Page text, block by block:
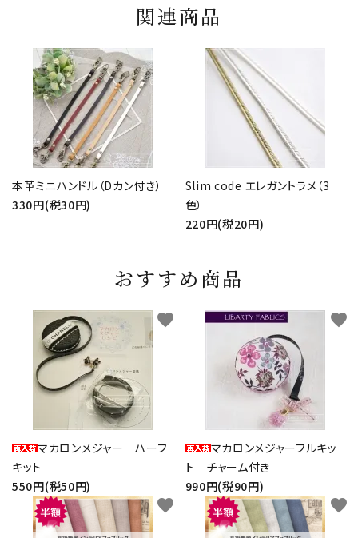
関連商品
本革ミニハンドル（Dカン付き）
330円(税30円)
Slim code エレガントラメ（3
色）
220円(税20円)
おすすめ商品
マカロンメジャー ハーフ
キット
550円(税50円)
favorite
マカロンメジャーフルキッ
ト チャーム付き
990円(税90円)
favorite
favorite favorite